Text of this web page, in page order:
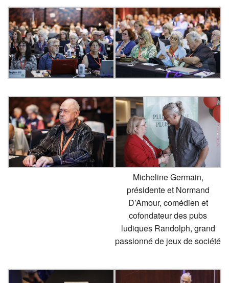
Micheline Germain,
présidente et Normand
D’Amour, comédien et
cofondateur des pubs
ludiques Randolph, grand
passionné de jeux de société